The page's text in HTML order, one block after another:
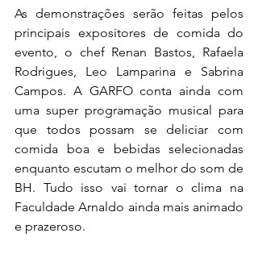
As demonstrações serão feitas pelos
principais expositores de comida do
evento, o chef Renan Bastos, Rafaela
Rodrigues, Leo Lamparina e Sabrina
Campos. A GARFO conta ainda com
uma super programação musical para
que todos possam se deliciar com
comida boa e bebidas selecionadas
enquanto escutam o melhor do som de
BH. Tudo isso vai tornar o clima na
Faculdade Arnaldo ainda mais animado
e prazeroso.